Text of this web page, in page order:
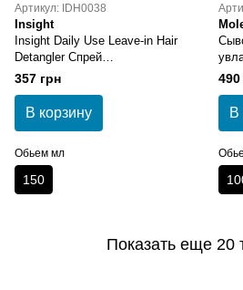
Артикул: IDH0038
Insight
Insight Daily Use Leave-in Hair
Detangler Спрей
энергетический для
ежедневного использования
несмываемый
357 грн
В корзину
Обьем мл
150
&
490
В
Показать еще 20